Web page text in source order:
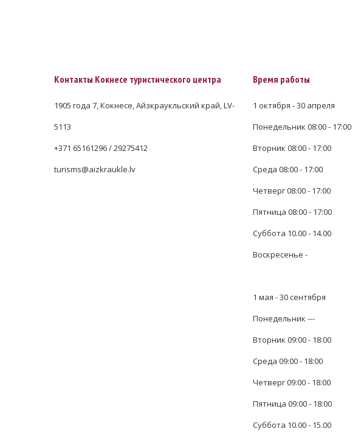
Контакты Кокнесе туристического центра
1905 года 7, Кокнесе, Айзкраукльский край, LV-
5113
+371 65161296 / 29275412
turisms@aizkraukle.lv
Время работы
1 октября - 30 апреля
Понедельник 08:00 - 17:00
Вторник 08:00 - 17:00
Среда 08:00 - 17:00
Четверг 08:00 - 17:00
Пятница 08:00 - 17:00
Суббота 10.00 - 14.00
Воскресенье -
1 мая - 30 сентября
Понедельник ---
Вторник 09:00 - 18:00
Среда 09:00 - 18:00
Четверг 09:00 - 18:00
Пятница 09:00 - 18:00
Суббота 10.00 - 15.00